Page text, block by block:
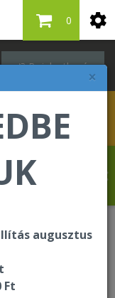
×
augusztus
Ft
Bejelentkezés
0
Forever Living